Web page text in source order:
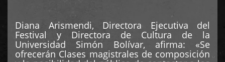
Diana Arismendi, Directora Ejecutiva del
Festival y Directora de Cultura de la
Universidad Simón Bolívar, afirma: «Se
ofrecerán Clases magistrales de composición